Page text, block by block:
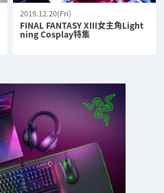
2019.12.20(Fri)
FINAL FANTASY XIII女主角Light
ning Cosplay特集